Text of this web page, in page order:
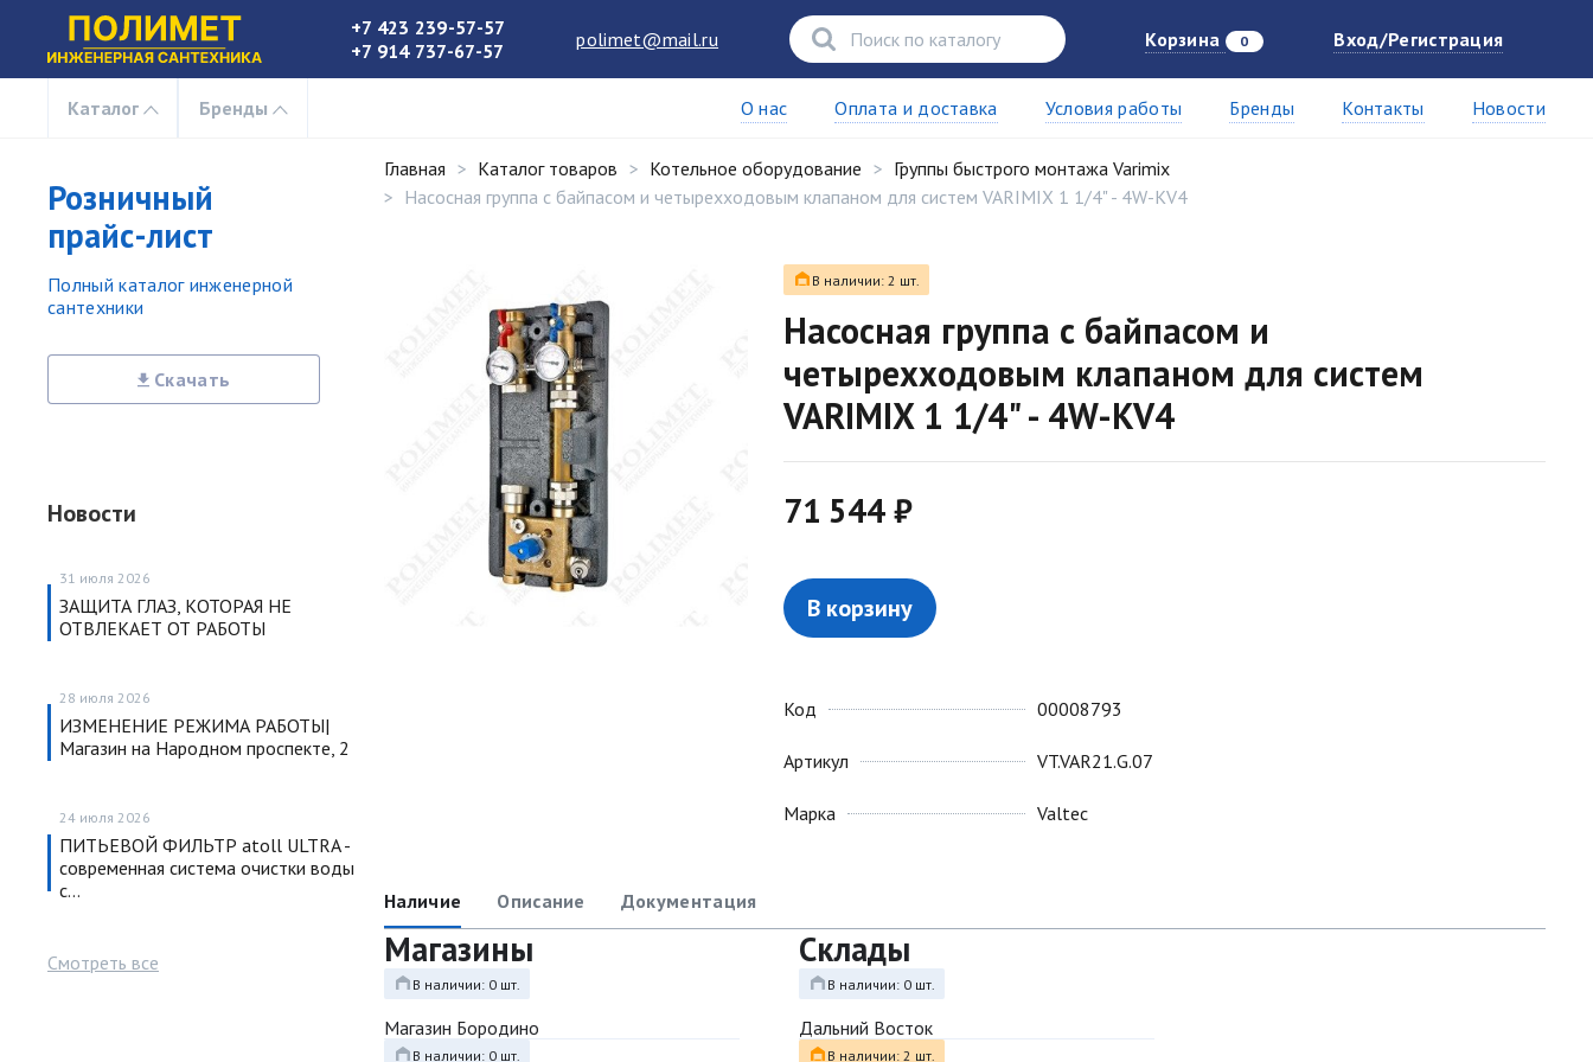
+7 423 239-57-57
+7 914 737-67-57
polimet@mail.ru Корзина 0 Вход/Регистрация
Каталог Бренды О нас Оплата и доставка Условия работы Бренды Контакты Новости
Розничный
прайс-лист
Полный каталог инженерной
сантехники
Скачать
Новости
31 июля 2026
ЗАЩИТА ГЛАЗ, КОТОРАЯ НЕ
ОТВЛЕКАЕТ ОТ РАБОТЫ
28 июля 2026
ИЗМЕНЕНИЕ РЕЖИМА РАБОТЫ|
Магазин на Народном проспекте, 2
24 июля 2026
ПИТЬЕВОЙ ФИЛЬТР atoll ULTRA -
современная система очистки воды
с…
Смотреть все
Главная Каталог товаров Котельное оборудование
Группы быстрого монтажа Varimix
Насосная группа с байпасом и четырехходовым клапаном для систем VARIMIX 1 1/4" - 4W-KV4
В наличии: 2 шт.
Насосная группа с байпасом и
четырехходовым клапаном для систем
VARIMIX 1 1/4" - 4W-KV4
71 544 ₽
В корзину
Код
Артикул
Марка
00008793
VT.VAR21.G.07
Valtec
Наличие Описание Документация
Магазины
В наличии: 0 шт.
Магазин Бородино
В наличии: 0 шт.
Склады
В наличии: 0 шт.
Дальний Восток
В наличии: 2 шт.